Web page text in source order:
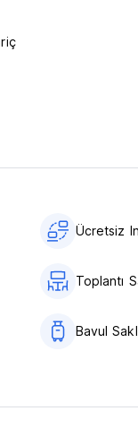
Ücretsiz
Toplantı
Bavul